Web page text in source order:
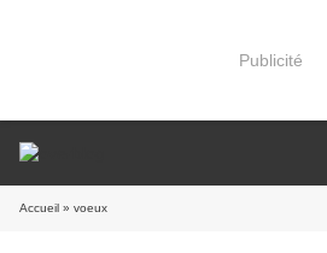
Publicité
Accueil » voeux